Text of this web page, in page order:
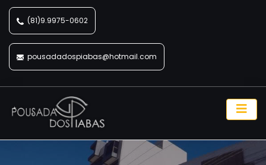
(81)9.9975-0602
pousadadospiabas@hotmail.com